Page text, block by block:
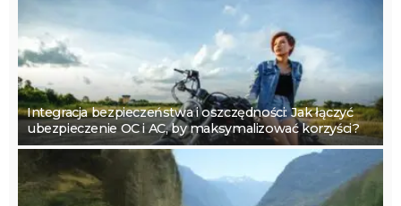
Integracja bezpieczeństwa i oszczędności: Jak łączyć
ubezpieczenie OC i AC, by maksymalizować korzyści?